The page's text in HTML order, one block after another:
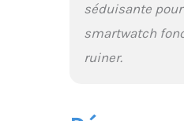
séduisante
smartwatch
ruiner.